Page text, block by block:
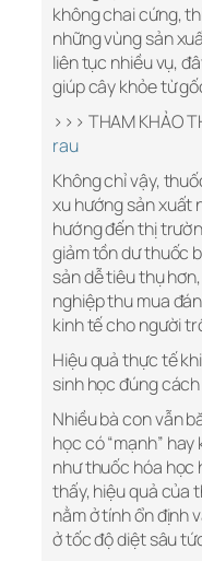
không chai cứng,
những vùng sản
liên tục nhiều vụ,
giúp cây khỏe từ
>>> THAM KHẢO
rau
Không chỉ vậy,
xu hướng sản xuất
hướng đến thị
giảm tồn dư thuốc
sản dễ tiêu thụ
nghiệp thu mua
kinh tế cho người
Hiệu quả thực tế
sinh học đúng cách
Nhiều bà con vẫn
học có “mạnh”
như thuốc hóa học
thấy, hiệu quả của
nằm ở tính ổn định
ở tốc độ diệt sâu